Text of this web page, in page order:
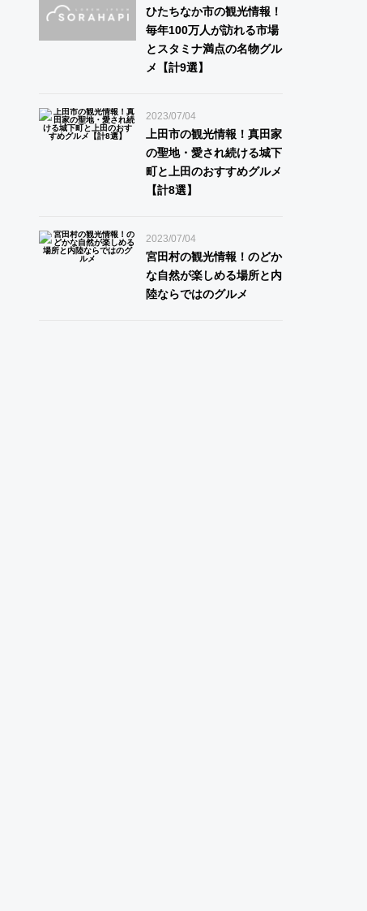
ひたちなか市の観光情報！
毎年100万人が訪れる市場
とスタミナ満点の名物グル
メ【計9選】
2023/07/04
上田市の観光情報！真田家
の聖地・愛され続ける城下
町と上田のおすすめグルメ
【計8選】
2023/07/04
宮田村の観光情報！のどか
な自然が楽しめる場所と内
陸ならではのグルメ